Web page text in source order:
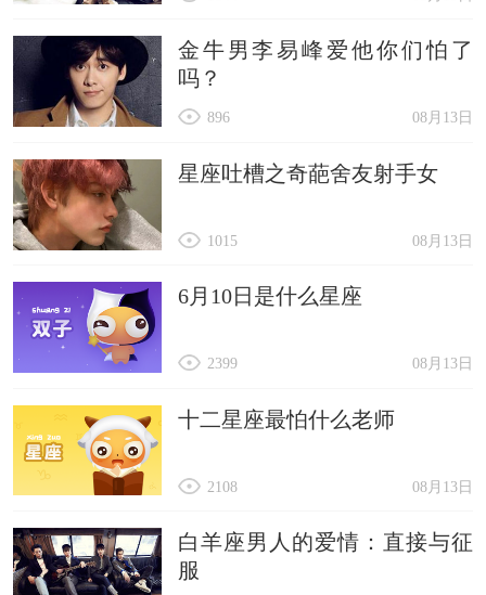
金牛男李易峰爱他你们怕了
吗？
08月13日
896
星座吐槽之奇葩舍友射手女
08月13日
1015
6月10日是什么星座
08月13日
2399
十二星座最怕什么老师
08月13日
2108
白羊座男人的爱情：直接与征
服